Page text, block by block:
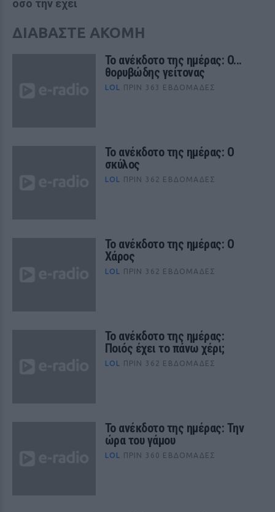
όσο την έχει
ΔΙΑΒΑΣΤΕ ΑΚΟΜΗ
Το ανέκδοτο της ημέρας: O...
θορυβώδης γείτονας
LOL ΠΡΙΝ 363 ΕΒΔΟΜΆΔΕΣ
Το ανέκδοτο της ημέρας: Ο
σκύλος
LOL ΠΡΙΝ 362 ΕΒΔΟΜΆΔΕΣ
Το ανέκδοτο της ημέρας: Ο
Xάρος
LOL ΠΡΙΝ 362 ΕΒΔΟΜΆΔΕΣ
Το ανέκδοτο της ημέρας:
Ποιός έχει το πάνω χέρι;
LOL ΠΡΙΝ 362 ΕΒΔΟΜΆΔΕΣ
Το ανέκδοτο της ημέρας: Την
ώρα του γάμου
LOL ΠΡΙΝ 360 ΕΒΔΟΜΆΔΕΣ